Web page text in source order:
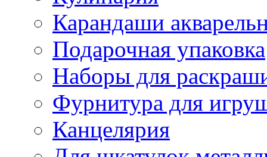
Карандаши
Подарочная упаковка
Наборы для
Фурнитура для
Канцелярия